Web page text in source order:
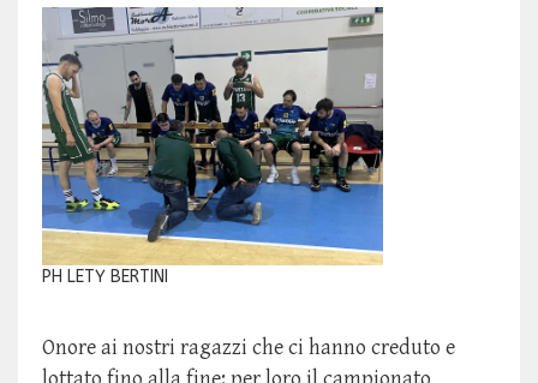
PH LETY BERTINI
Onore ai nostri ragazzi che ci hanno creduto e